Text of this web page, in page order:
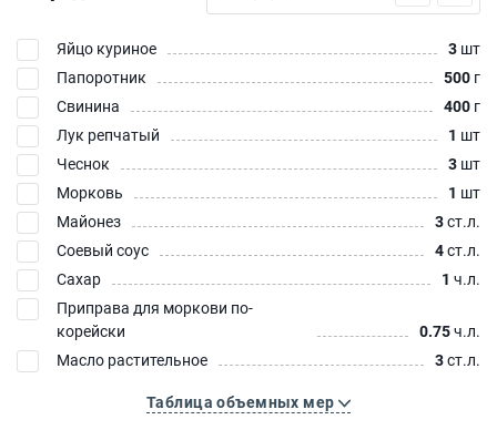
Яйцо куриное 3 шт
Папоротник
500 г
Свинина
400 г
Лук репчатый
1 шт
Чеснок
3 шт
Морковь
1 шт
Майонез
3ст.л.
Соевый соус
4ст.л.
Сахар
1 ч.л.
Приправа для моркови по-
корейски
0.75ч.л.
Масло растительное
3ст.л.
Таблица объемных мер